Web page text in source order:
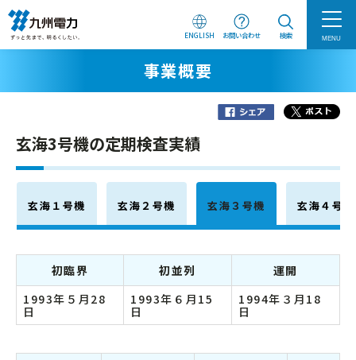
ENGLISH お問い合わせ 検索 MENU
事業概要
玄海3号機の定期検査実績
玄海１号機 玄海２号機 玄海３号機 玄海４号機
初臨界 初並列
運開
1993年５月28
日
1993年６月15
日
1994年３月18
日